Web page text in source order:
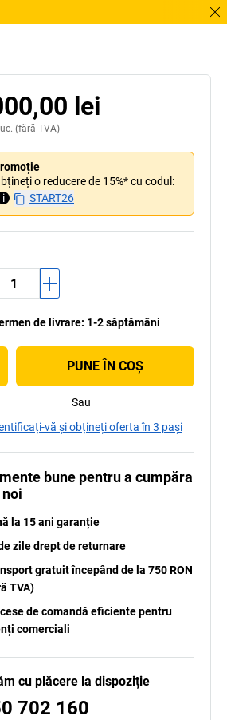
lei
(fără TVA)
o reducere de 15%* cu codul:
i
START26
de livrare: 1-2 săptămâni
PUNE ÎN COŞ
Sau
vă și obțineți oferta în 3 pași
bune pentru a cumpăra
la 15 ani garanție
zile drept de returnare
gratuit începând de la 750 RON
TVA)
de comandă eficiente pentru
comerciali
cu plăcere la dispoziție
702 160